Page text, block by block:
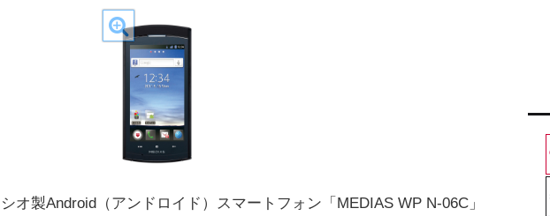
オ製Android（アンドロイド）スマートフォン「MEDIAS WP N-06C」